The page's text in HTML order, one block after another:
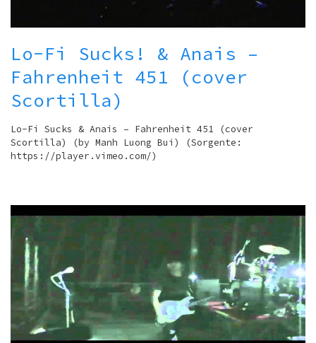
Lo-Fi Sucks! & Anais –
Fahrenheit 451 (cover
Scortilla)
Lo-Fi Sucks & Anais – Fahrenheit 451 (cover
Scortilla) (by Manh Luong Bui) (Sorgente:
https://player.vimeo.com/)